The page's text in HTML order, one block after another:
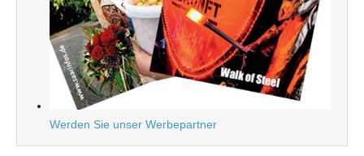
Werden Sie unser Werbepartner